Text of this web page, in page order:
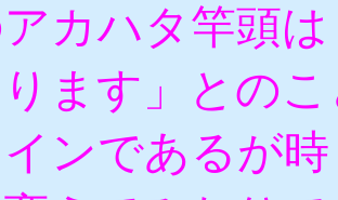
カハタ竿頭は
ります」との
ンであるが